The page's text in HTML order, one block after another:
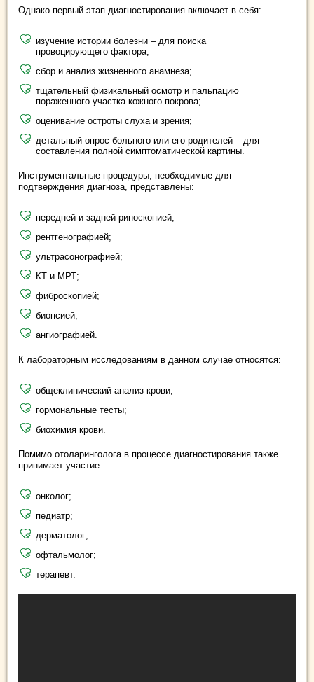
Однако первый этап диагностирования включает в себя:
изучение истории болезни – для поиска
провоцирующего фактора;
сбор и анализ жизненного анамнеза;
тщательный физикальный осмотр и пальпацию
пораженного участка кожного покрова;
оценивание остроты слуха и зрения;
детальный опрос больного или его родителей – для
составления полной симптоматической картины.
Инструментальные процедуры, необходимые для
подтверждения диагноза, представлены:
передней и задней риноскопией;
рентгенографией;
ультрасонографией;
КТ и МРТ;
фиброскопией;
биопсией;
ангиографией.
К лабораторным исследованиям в данном случае относятся:
общеклинический анализ крови;
гормональные тесты;
биохимия крови.
Помимо отоларинголога в процессе диагностирования также
принимает участие:
онколог;
педиатр;
дерматолог;
офтальмолог;
терапевт.